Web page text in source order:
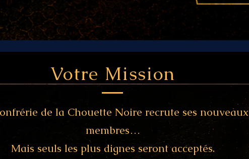
Votre Mission
de la Chouette Noire recrute ses nouveaux
membres…
Mais seuls les plus dignes seront acceptés.